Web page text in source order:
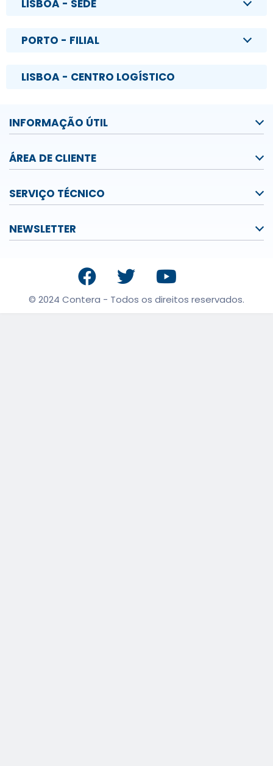
LISBOA - SEDE
PORTO - FILIAL
LISBOA - CENTRO LOGÍSTICO
INFORMAÇÃO ÚTIL
ÁREA DE CLIENTE
SERVIÇO TÉCNICO
NEWSLETTER
© 2024 Contera - Todos os direitos reservados.